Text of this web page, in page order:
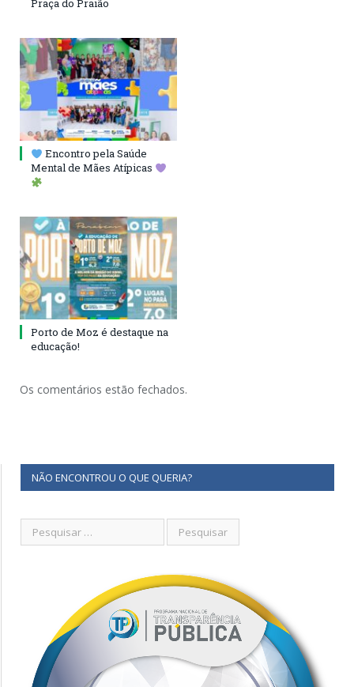
Praça do Praião
Encontro pela Saúde
Mental de Mães Atípicas
Porto de Moz é destaque na
educação!
Os comentários estão fechados.
NÃO ENCONTROU O QUE QUERIA?